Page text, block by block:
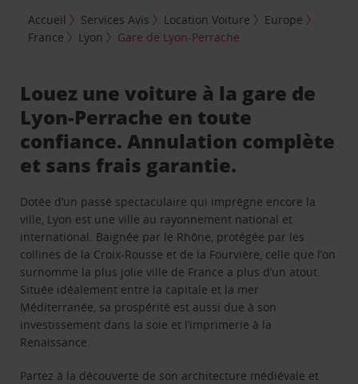
Accueil Services Avis Location Voiture
Europe
France
Lyon Gare de Lyon-Perrache
Louez une voiture à la gare de
Lyon-Perrache en toute
confiance. Annulation complète
et sans frais garantie.
Dotée d’un passé spectaculaire qui imprègne encore la
ville, Lyon est une ville au rayonnement national et
international. Baignée par le Rhône, protégée par les
collines de la Croix-Rousse et de la Fourvière, celle que l’on
surnomme la plus jolie ville de France a plus d’un atout.
Située idéalement entre la capitale et la mer
Méditerranée, sa prospérité est aussi due à son
investissement dans la soie et l’imprimerie à la
Renaissance.
Partez à la découverte de son architecture médiévale et